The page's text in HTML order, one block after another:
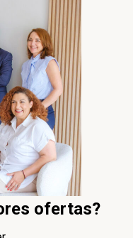
ofertas?